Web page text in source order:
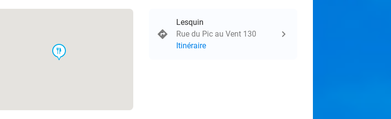
food
Lesquin
Rue du Pic au Vent 130
Itinéraire